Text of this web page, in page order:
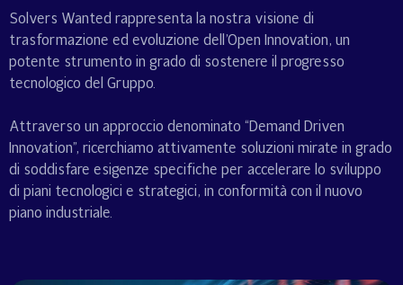
Solvers Wanted rappresenta la nostra visione di
trasformazione ed evoluzione dell’Open Innovation, un
potente strumento in grado di sostenere il progresso
tecnologico del Gruppo.
Attraverso un approccio denominato “Demand Driven
Innovation”, ricerchiamo attivamente soluzioni mirate in grado
di soddisfare esigenze specifiche per accelerare lo sviluppo
di piani tecnologici e strategici, in conformità con il nuovo
piano industriale.